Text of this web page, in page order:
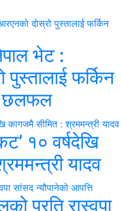
भेट :
फर्किन
छलफल
१० वर्षदेखि
यादव
प्रति रास्वपा